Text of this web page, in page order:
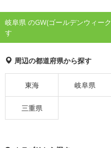
岐阜県 のGW(ゴールデンウィー
す
周辺の都道府県から探す
東海 岐阜県
三重県